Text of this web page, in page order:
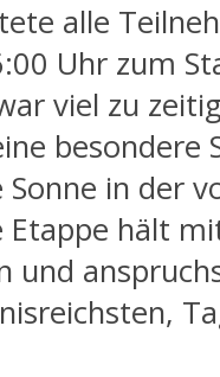
alle
Uhr zum
viel zu
besondere
in der
Etappe hält
und